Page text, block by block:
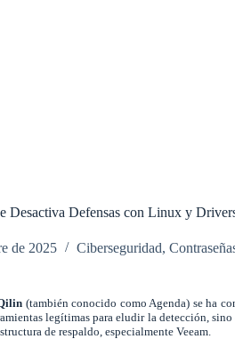
Desactiva Defensas con Linux y
de 2025 Ciberseguridad,
(también conocido como Agenda) se ha
legítimas para eludir la detección,
de respaldo, especialmente Veeam.